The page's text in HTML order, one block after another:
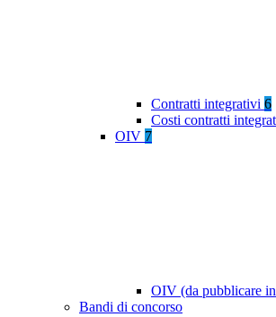
Contratti integrativi 6
Costi contratti
OIV 7
OIV (da pubblicare
Bandi di concorso